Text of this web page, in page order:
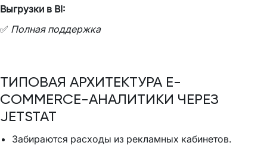
Выгрузки в BI:
✅ Полная поддержка
ТИПОВАЯ АРХИТЕКТУРА E-
COMMERCE-АНАЛИТИКИ ЧЕРЕЗ
JETSTAT
Забираются расходы из рекламных кабинетов.